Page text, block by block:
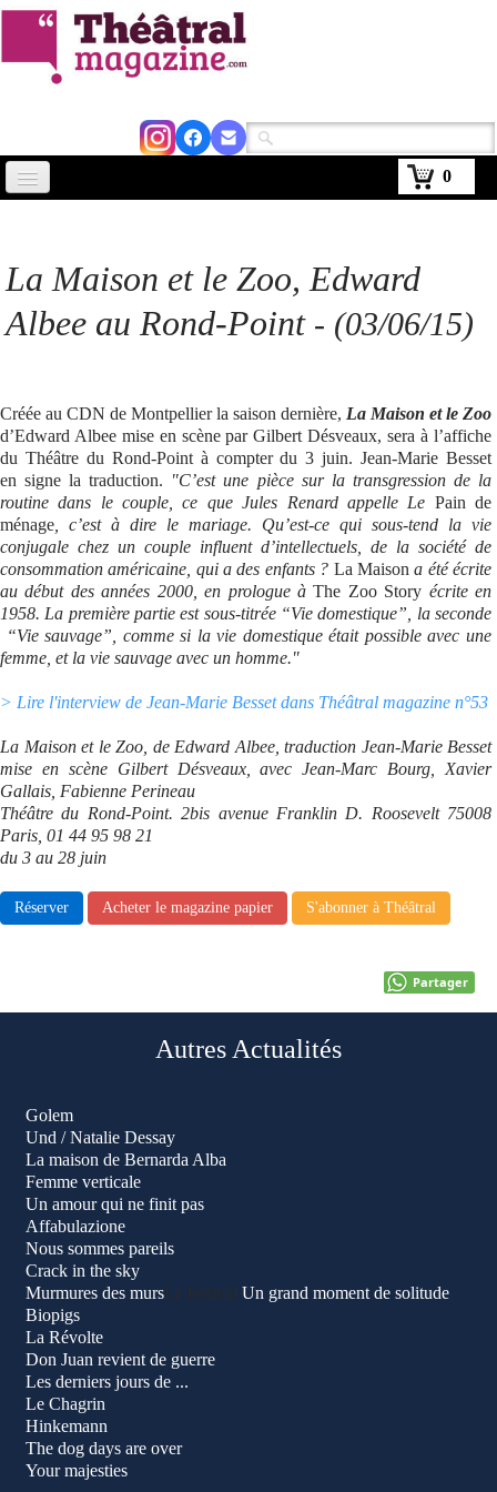
0
Kiosque
Abonnement▼
Se connecter
La Maison et le Zoo, Edward
Albee au Rond-Point - (03/06/15)
Créée au CDN de Montpellier la saison dernière, La Maison et le Zoo
d’Edward Albee mise en scène par Gilbert Désveaux, sera à l’affiche
du Théâtre du Rond-Point à compter du 3 juin. Jean-Marie Besset
en signe la traduction. "C’est une pièce sur la transgression de la
routine dans le couple, ce que Jules Renard appelle Le Pain de
ménage , c’est à dire le mariage. Qu’est-ce qui sous-tend la vie
conjugale chez un couple influent d’intellectuels, de la société de
consommation américaine, qui a des enfants ? La Maison a été écrite
au début des années 2000, en prologue àThe Zoo Story écrite en
1958. La première partie est sous-titrée “Vie domestique”, la seconde
“Vie sauvage”, comme si la vie domestique était possible avec une
femme, et la vie sauvage avec un homme."
> Lire l'interview de Jean-Marie Besset dans Théâtral magazine n°53
La Maison et le Zoo, de Edward Albee, traduction Jean-Marie Besset
mise en scène Gilbert Désveaux, avec Jean-Marc Bourg, Xavier
Gallais, Fabienne Perineau
Théâtre du Rond-Point. 2bis avenue Franklin D. Roosevelt 75008
Paris, 01 44 95 98 21
du 3 au 28 juin
Réserver Acheter le magazine papier S'abonner à Théâtral
Partager
Autres Actualités
Golem
Und / Natalie Dessay
La maison de Bernarda Alba
Femme verticale
Un amour qui ne finit pas
Affabulazione
Nous sommes pareils
Crack in the sky
Murmures des mursLe festival Un grand moment de solitude
Biopigs
La Révolte
Don Juan revient de guerre
Les derniers jours de ...
Le Chagrin
Hinkemann
The dog days are over
Your majesties